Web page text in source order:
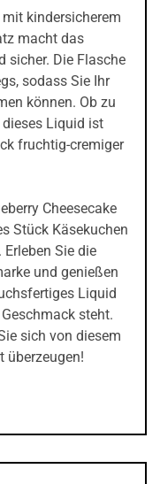
kindersicherem
macht das
sicher. Die Flasche
sodass Sie Ihr
können. Ob zu
Liquid ist
fruchtig-cremiger
Cheesecake
Stück Käsekuchen
Sie die
und genießen
Liquid
steht.
sich von diesem
überzeugen!